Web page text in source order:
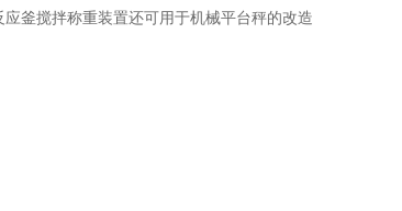
釜搅拌称重装置还可用于机械平台秤的改造